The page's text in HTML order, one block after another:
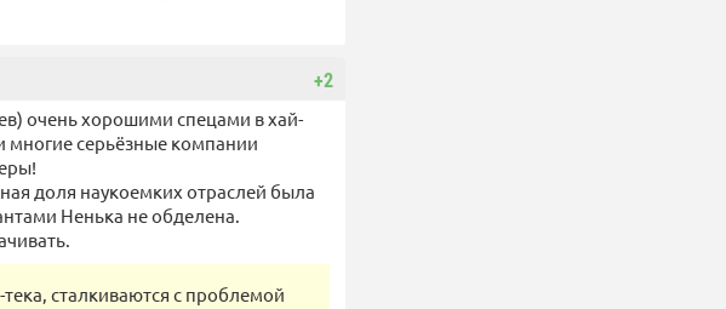
+2
очень хорошими спецами в хай-
многие серьёзные компании
доля наукоемких отраслей была
Ненька не обделена.
сталкиваются с проблемой